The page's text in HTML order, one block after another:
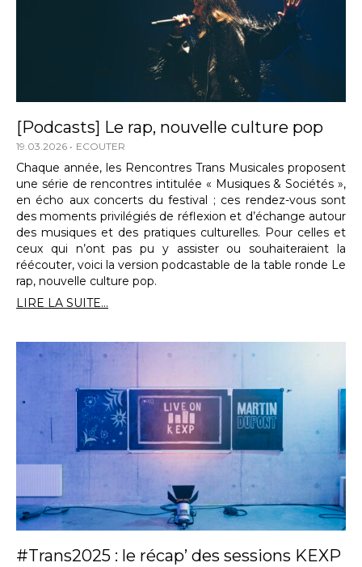
[Podcasts] Le rap, nouvelle culture pop
19.03.2026 ECOUTER
Chaque année, les Rencontres Trans Musicales proposent
une série de rencontres intitulée « Musiques & Sociétés »,
en écho aux concerts du festival ; ces rendez-vous sont
des moments privilégiés de réflexion et d’échange autour
des musiques et des pratiques culturelles. Pour celles et
ceux qui n’ont pas pu y assister ou souhaiteraient la
réécouter, voici la version podcastable de la table ronde Le
rap, nouvelle culture pop.
LIRE LA SUITE...
#Trans2025 : le récap’ des sessions KEXP